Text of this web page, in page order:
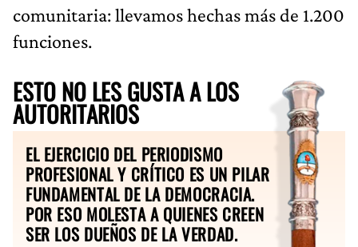
comunitaria: llevamos hechas más de 1.200
funciones.
ESTO NO LES GUSTA A LOS
AUTORITARIOS
EL EJERCICIO DEL PERIODISMO
PROFESIONAL Y CRÍTICO ES UN PILAR
FUNDAMENTAL DE LA DEMOCRACIA.
POR ESO MOLESTA A QUIENES CREEN
SER LOS DUEÑOS DE LA VERDAD.